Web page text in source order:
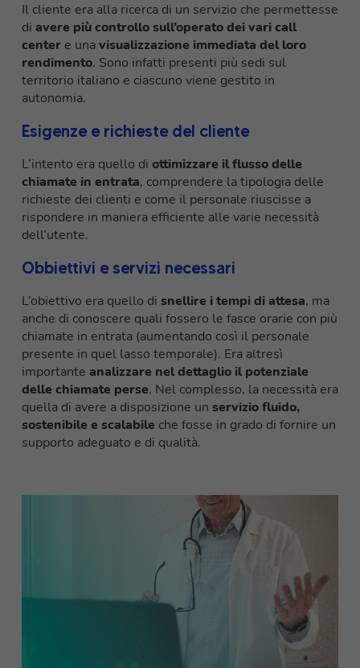
Il cliente era alla ricerca di un servizio che permettesse
di avere più controllo sull’operato dei vari call
center e unavisualizzazione immediata del loro
rendimento. Sono infatti presenti più sedi sul
territorio italiano e ciascuno viene gestito in
autonomia.
Esigenze e richieste del cliente
L’intento era quello di ottimizzare il flusso delle
chiamate in entrata, comprendere la tipologia delle
richieste dei clienti e come il personale riuscisse a
rispondere in maniera efficiente alle varie necessità
dell’utente.
Obbiettivi e servizi necessari
L’obiettivo era quello di snellire i tempi di attesa, ma
anche di conoscere quali fossero le fasce orarie con più
chiamate in entrata (aumentando così il personale
presente in quel lasso temporale). Era altresì
importante analizzare nel dettaglio il potenziale
delle chiamate perse. Nel complesso, la necessità era
quella di avere a disposizione un servizio fluido,
sostenibile e scalabile che fosse in grado di fornire un
supporto adeguato e di qualità.